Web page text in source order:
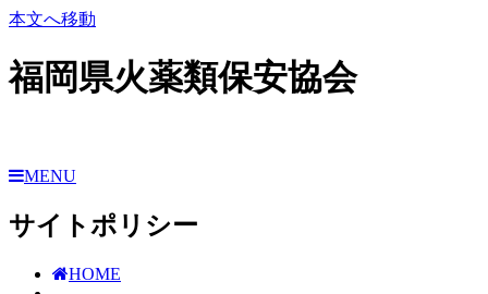
本文へ移動
福岡県火薬類保安協会
MENU
サイトポリシー
HOME